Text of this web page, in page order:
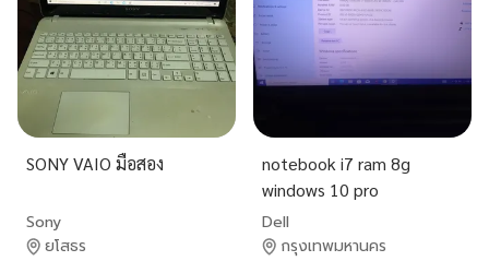
SONY VAIO มือสอง
Sony
ยโสธร
notebook i7 ram 8g
windows 10 pro
Dell
กรุงเทพมหานคร